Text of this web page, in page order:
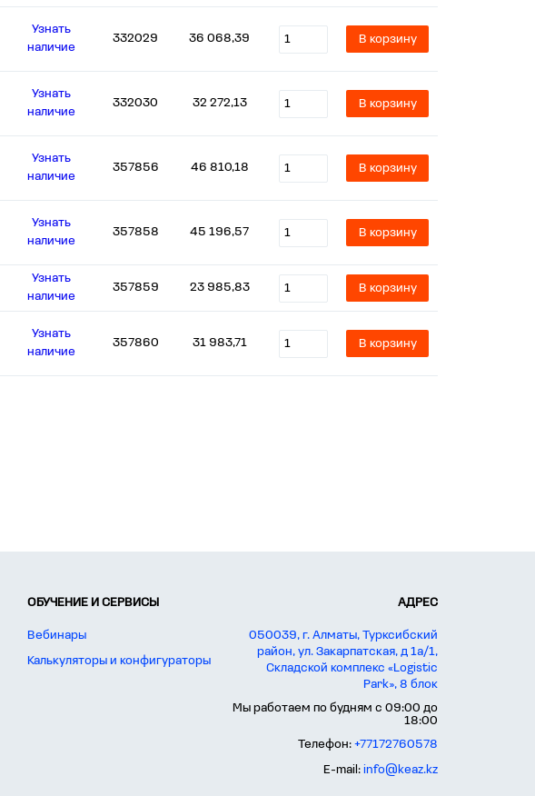
Узнать
наличие
332029 36 068,39 В корзину
Узнать
наличие
332030 32 272,13 В корзину
Узнать
наличие
357856 46 810,18 В корзину
Узнать
наличие
357858 45 196,57 В корзину
Узнать
наличие
357859 23 985,83 В корзину
Узнать
наличие
357860 31 983,71 В корзину
ОБУЧЕНИЕ И СЕРВИСЫ
Вебинары
Калькуляторы и конфигураторы
АДРЕС
050039, г. Алматы, Турксибский
район, ул. Закарпатская, д 1а/1,
Складской комплекс «Logistic
Park», 8 блок
Мы работаем по будням с 09:00 до
18:00
Телефон: +77172760578
E-mail: info@keaz.kz